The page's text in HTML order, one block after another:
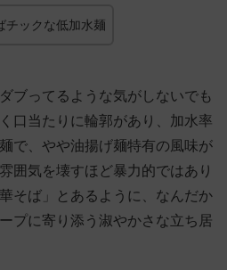
ックな低加水麺
ブってるような気がしないでも
口当たりに輪郭があり、加水率
で、やや油揚げ麺特有の風味が
囲気を壊すほど暴力的ではあり
そば」とあるように、なんだか
プに寄り添う淑やかさな立ち居